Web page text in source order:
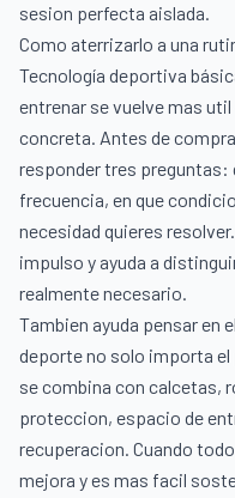
sesion perfecta aislada.
Como aterrizarlo a una
Tecnología deportiva
entrenar se vuelve mas
concreta. Antes de
responder tres preguntas:
frecuencia, en que
necesidad quieres
impulso y ayuda a
realmente necesario.
Tambien ayuda pensar en
deporte no solo importa
se combina con calcetas,
proteccion, espacio de
recuperacion. Cuando
mejora y es mas facil